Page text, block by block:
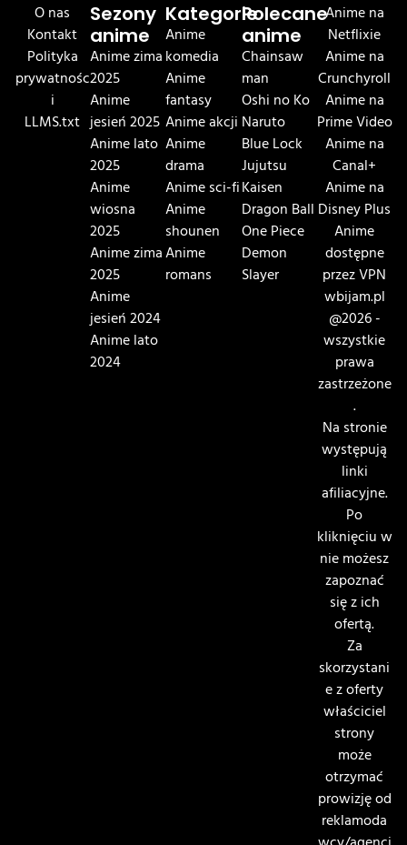
O nas
Kontakt
Polityka
prywatnośc
i
LLMS.txt
Sezony
anime
Anime zima
2025
Anime
jesień 2025
Anime lato
2025
Anime
wiosna
2025
Anime zima
2025
Anime
jesień 2024
Anime lato
2024
Kategorie
Anime
komedia
Anime
fantasy
Anime akcji
Anime
drama
Anime sci-fi
Anime
shounen
Anime
romans
Polecane
anime
Chainsaw
man
Oshi no Ko
Naruto
Blue Lock
Jujutsu
Kaisen
Dragon Ball
One Piece
Demon
Slayer
Anime na
Netflixie
Anime na
Crunchyroll
Anime na
Prime Video
Anime na
Canal+
Anime na
Disney Plus
Anime
dostępne
przez VPN
wbijam.pl
@2026 -
wszystkie
prawa
zastrzeżone
.
Na stronie
występują
linki
afiliacyjne.
Po
kliknięciu w
nie możesz
zapoznać
się z ich
ofertą.
Za
skorzystani
e z oferty
właściciel
strony
może
otrzymać
prowizję od
reklamoda